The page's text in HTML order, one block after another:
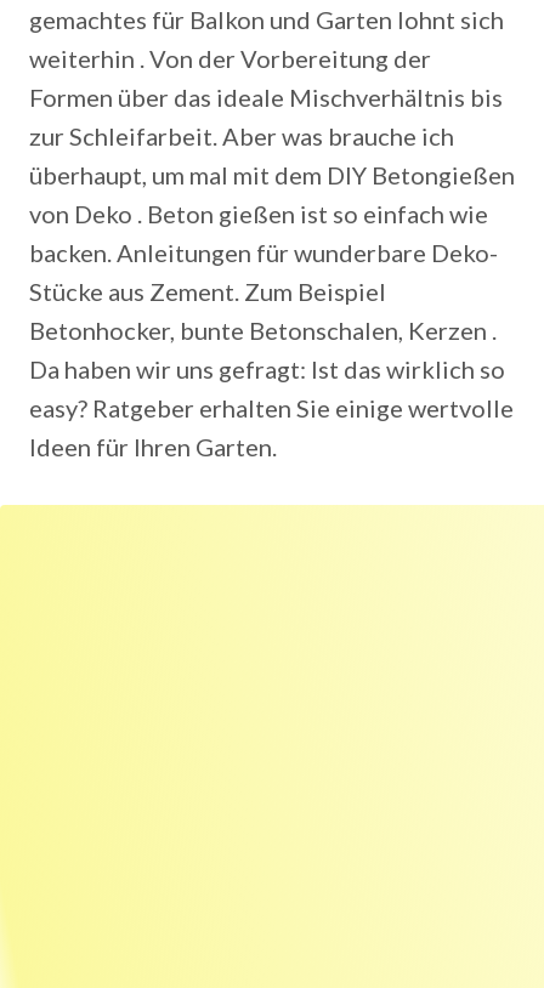
gemachtes für Balkon und Garten lohnt sich
weiterhin . Von der Vorbereitung der
Formen über das ideale Mischverhältnis bis
zur Schleifarbeit. Aber was brauche ich
überhaupt, um mal mit dem DIY Betongießen
von Deko . Beton gießen ist so einfach wie
backen. Anleitungen für wunderbare Deko-
Stücke aus Zement. Zum Beispiel
Betonhocker, bunte Betonschalen, Kerzen .
Da haben wir uns gefragt: Ist das wirklich so
easy? Ratgeber erhalten Sie einige wertvolle
Ideen für Ihren Garten.